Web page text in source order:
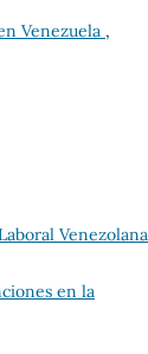
Venezuela ,
Venezolana
en la